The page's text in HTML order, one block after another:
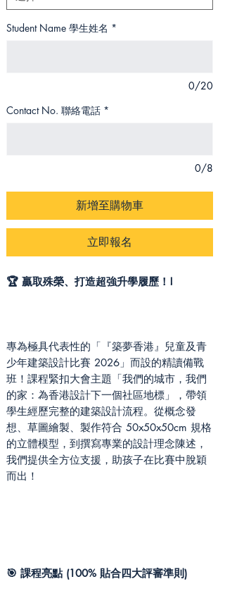
Student Name 學生姓名 *
0/20
Contact No. 聯絡電話 *
0/8
新增至購物車
立即報名
🏆 贏取殊榮、打造超強升學履歷！!
專為極具代表性的「『築夢香港』兒童及青
少年建築設計比賽 2026」而設的精讀備戰
班！課程緊扣大會主題「我們的城市，我們
的家：為香港設計下一個社區地標」，帶領
學生經歷完整的建築設計流程。從概念發
想、草圖繪製、製作符合 50x50x50cm 規格
的立體模型，到撰寫專業的設計理念陳述，
我們提供全方位支援，助孩子在比賽中脫穎
而出！
🎯 課程亮點 (100% 貼合四大評審準則)